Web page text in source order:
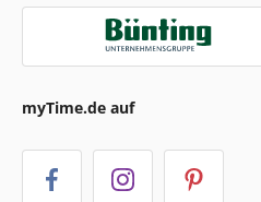
myTime.de auf